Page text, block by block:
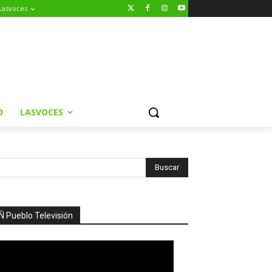
LASVOCES
Ñ Pueblo Televisión